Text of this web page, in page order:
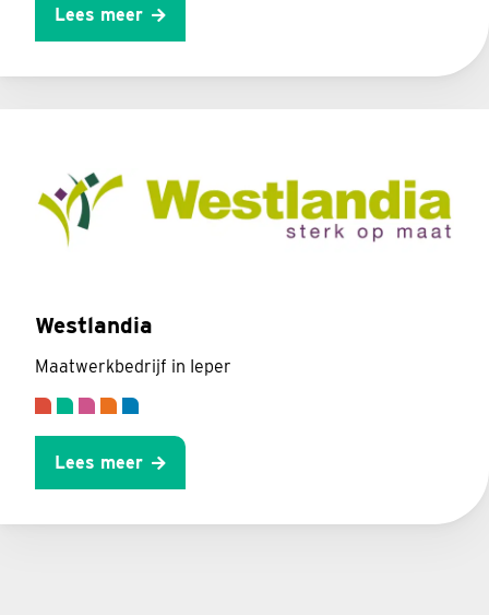
Lees meer
Westlandia
Maatwerkbedrijf in Ieper
Lees meer